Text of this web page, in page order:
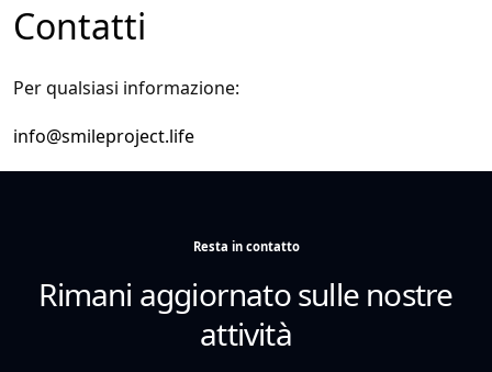
Contatti
Per qualsiasi informazione:
info@smileproject.life
Resta in contatto
Rimani aggiornato sulle nostre
attività